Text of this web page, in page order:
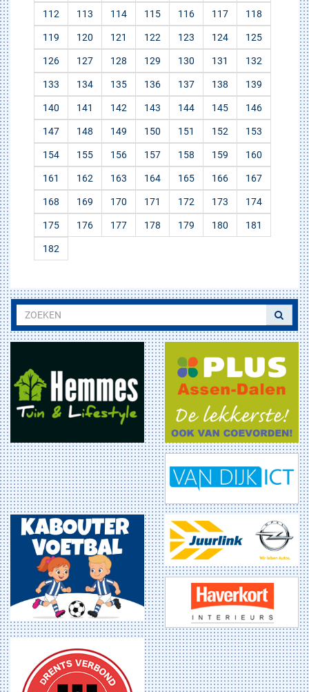
112 113 114 115 116 117 118
119 120 121 122 123 124 125
126 127 128 129 130 131 132
133 134 135 136 137 138 139
140 141 142 143 144 145 146
147 148 149 150 151 152 153
154 155 156 157 158 159 160
161 162 163 164 165 166 167
168 169 170 171 172 173 174
175 176 177 178 179 180 181
182